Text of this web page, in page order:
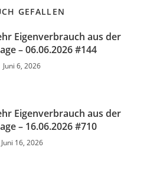
GEFALLEN
Eigenverbrauch aus der
– 06.06.2026 #144
Juni 6, 2026
Eigenverbrauch aus der
– 16.06.2026 #710
Juni 16, 2026